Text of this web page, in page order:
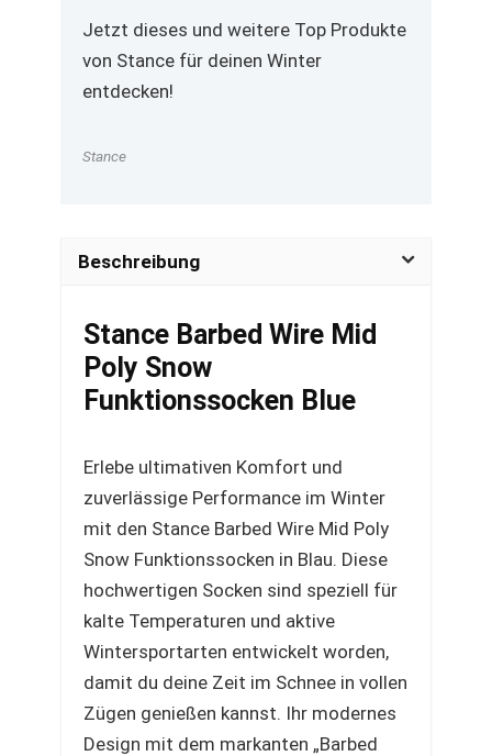
Jetzt dieses und weitere Top Produkte
von Stance für deinen Winter
entdecken!
Stance
Beschreibung
Stance Barbed Wire Mid
Poly Snow
Funktionssocken Blue
Erlebe ultimativen Komfort und
zuverlässige Performance im Winter
mit den Stance Barbed Wire Mid Poly
Snow Funktionssocken in Blau. Diese
hochwertigen Socken sind speziell für
kalte Temperaturen und aktive
Wintersportarten entwickelt worden,
damit du deine Zeit im Schnee in vollen
Zügen genießen kannst. Ihr modernes
Design mit dem markanten „Barbed